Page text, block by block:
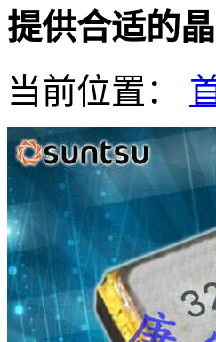
提供合适的
当前位置：